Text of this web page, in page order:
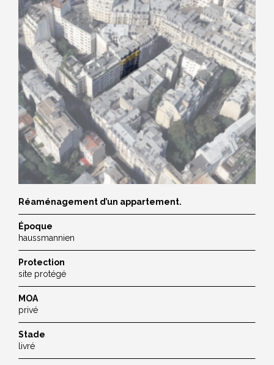
Réaménagement d’un appartement.
Époque
haussmannien
Protection
site protégé
MOA
privé
Stade
livré